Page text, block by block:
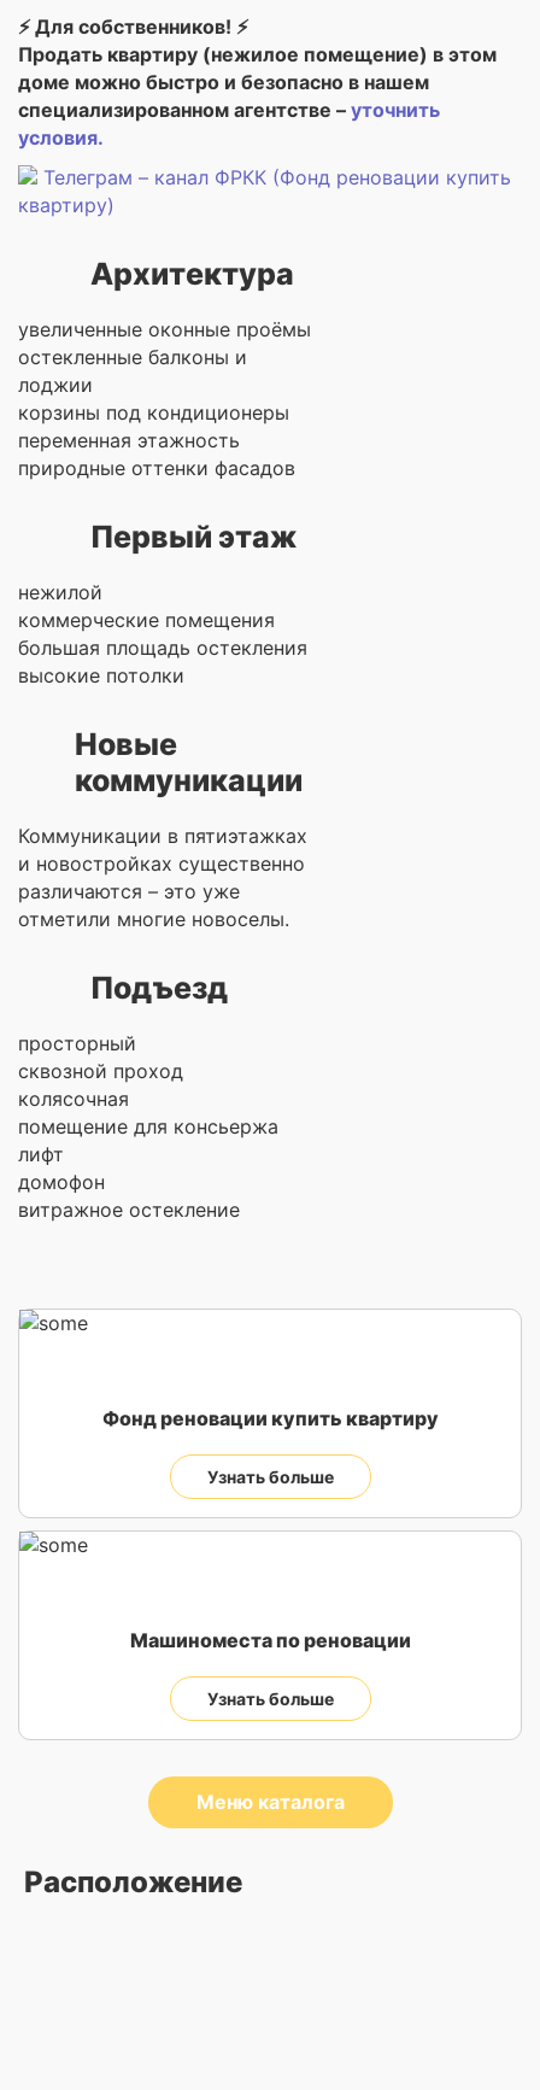
⚡ Для собственников! ⚡
Продать квартиру (нежилое помещение) в этом
доме можно быстро и безопасно в нашем
специализированном агентстве – уточнить
условия.
Телеграм – канал ФРКК (Фонд реновации купить
квартиру)
Архитектура
увеличенные оконные проёмы
остекленные балконы и
лоджии
корзины под кондиционеры
переменная этажность
природные оттенки фасадов
Первый этаж
нежилой
коммерческие помещения
большая площадь остекления
высокие потолки
Новые
коммуникации
Коммуникации в пятиэтажках
и новостройках существенно
различаются – это уже
отметили многие новоселы.
Подъезд
просторный
сквозной проход
колясочная
помещение для консьержа
лифт
домофон
витражное остекление
Фонд реновации купить квартиру
Узнать больше
Машиноместа по реновации
Узнать больше
Меню каталога
Расположение